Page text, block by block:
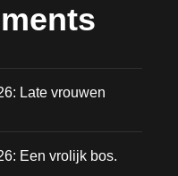
Late vrouwen
Een vrolijk bos.